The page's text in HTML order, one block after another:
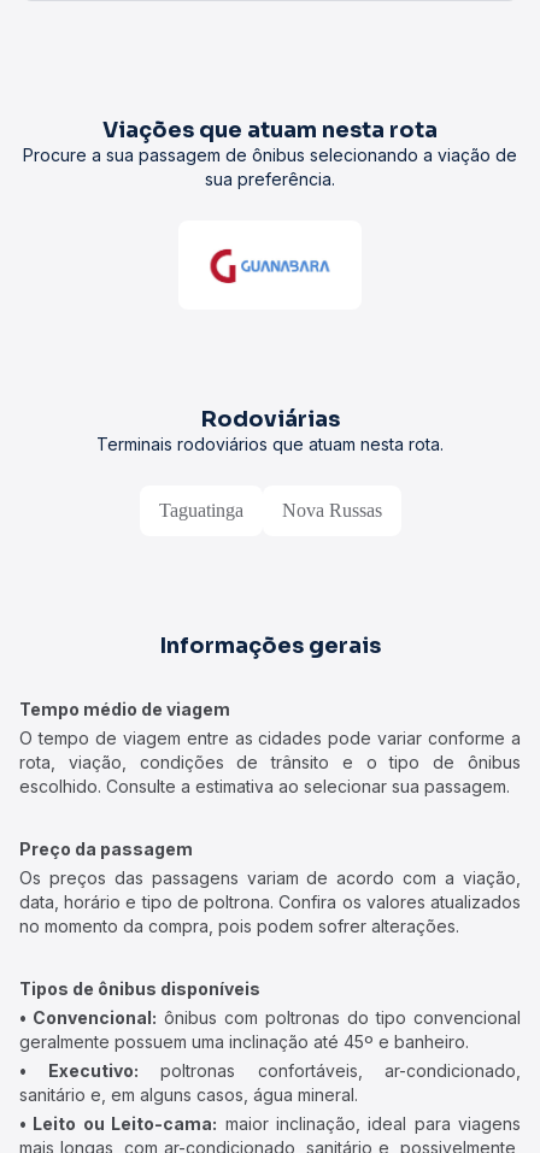
Viações que atuam nesta rota
Procure a sua passagem de ônibus selecionando a viação de
sua preferência.
Rodoviárias
Terminais rodoviários que atuam nesta rota.
Taguatinga Nova Russas
Informações gerais
Tempo médio de viagem
O tempo de viagem entre as cidades pode variar conforme a
rota, viação, condições de trânsito e o tipo de ônibus
escolhido. Consulte a estimativa ao selecionar sua passagem.
Preço da passagem
Os preços das passagens variam de acordo com a viação,
data, horário e tipo de poltrona. Confira os valores atualizados
no momento da compra, pois podem sofrer alterações.
Tipos de ônibus disponíveis
• Convencional: ônibus com poltronas do tipo convencional
geralmente possuem uma inclinação até 45º e banheiro.
• Executivo: poltronas confortáveis, ar-condicionado,
sanitário e, em alguns casos, água mineral.
• Leito ou Leito-cama: maior inclinação, ideal para viagens
mais longas, com ar-condicionado, sanitário e, possivelmente,